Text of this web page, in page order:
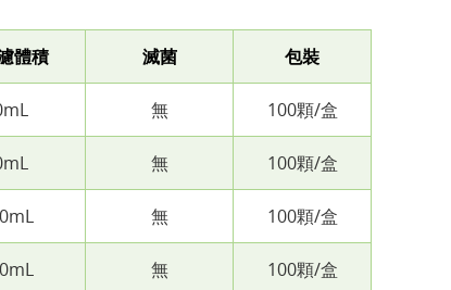
體積 滅菌 包裝
無 100顆/盒
無 100顆/盒
無 100顆/盒
無 100顆/盒